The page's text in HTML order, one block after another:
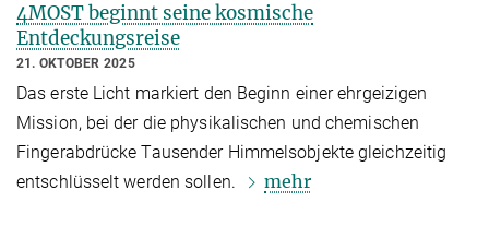
4MOST beginnt seine kosmische
Entdeckungsreise
21. OKTOBER 2025
Das erste Licht markiert den Beginn einer ehrgeizigen
Mission, bei der die physikalischen und chemischen
Fingerabdrücke Tausender Himmelsobjekte gleichzeitig
entschlüsselt werden sollen.
mehr